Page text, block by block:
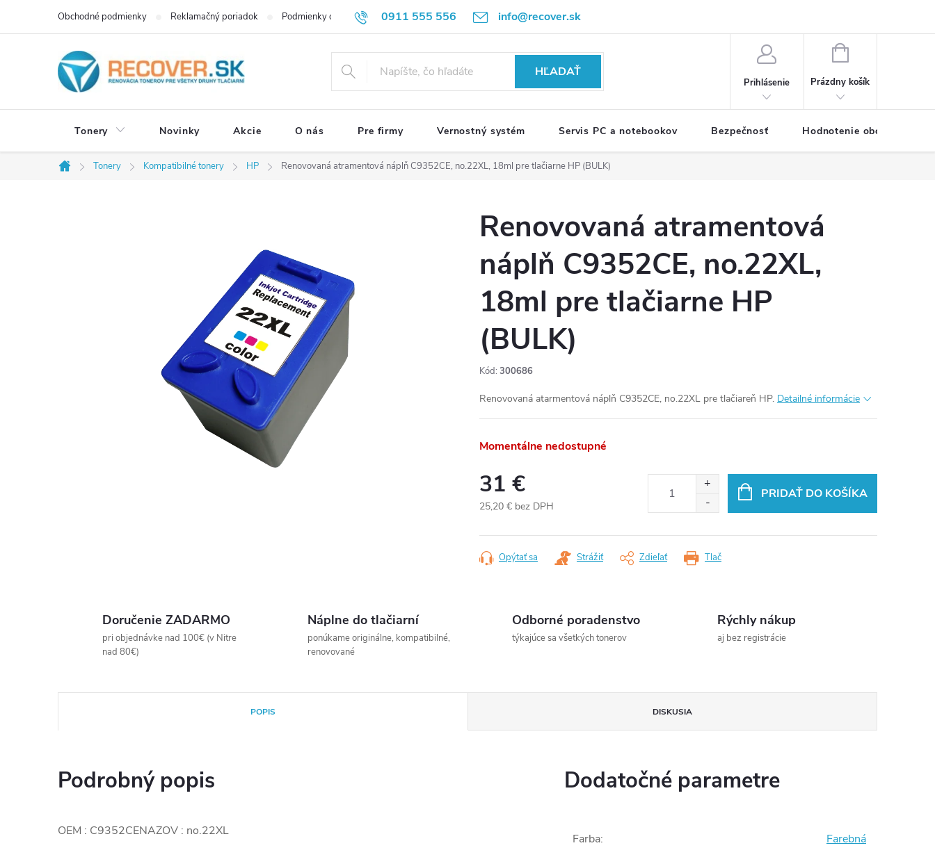
0911 555 556 info@recover.sk
Obchodné podmienky Reklamačný poriadok Podmienky ochrany osobných údajov Formulár na odstúpenie od zmluvy
HĽADAŤ
Prihlásenie
NÁKUPNÝ
Prázdny košík
Tonery Novinky Akcie O nás Pre firmy Vernostný systém Servis PC a notebookov Bezpečnosť Hodnotenie obchodu
Domov
Tonery Kompatibilné tonery HP Renovovaná atramentová náplň C9352CE, no.22XL, 18ml pre tlačiarne HP (BULK)
Renovovaná atramentová
náplň C9352CE, no.22XL,
18ml pre tlačiarne HP
(BULK)
Kód: 300686
Renovovaná atarmentová náplň C9352CE, no.22XL pre tlačiareň HP. Detailné informácie
Momentálne nedostupné
31 €
25,20 € bez DPH
cena:
PRIDAŤ DO KOŠÍKA
Tlač
Opýtať sa Strážiť Zdieľať
Doručenie ZADARMO
pri objednávke nad 100€ (v Nitre
nad 80€)
Náplne do tlačiarní
ponúkame originálne, kompatibilné,
renovované
Odborné poradenstvo
týkajúce sa všetkých tonerov
Rýchly nákup
aj bez registrácie
POPIS DISKUSIA
Podrobný popis
OEM : C9352CENAZOV : no.22XL
Dodatočné parametre
Farba: Farebná